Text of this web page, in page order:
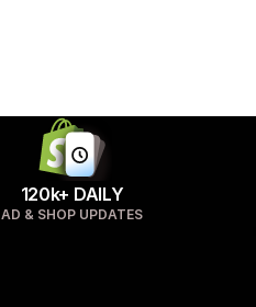
120k+ DAILY
AD & SHOP UPDATES